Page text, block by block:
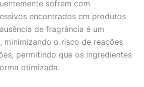
sofrem com
encontrados em produtos
de fragrância é um
minimizando o risco de reações
permitindo que os ingredientes
otimizada.